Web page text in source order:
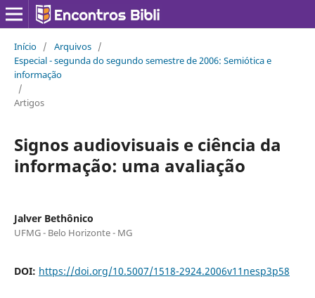
Início / Arquivos /
Especial - segunda do segundo semestre de 2006: Semiótica e
informação
/
Artigos
Signos audiovisuais e ciência da
informação: uma avaliação
Jalver Bethônico
UFMG - Belo Horizonte - MG
DOI: https://doi.org/10.5007/1518-2924.2006v11nesp3p58